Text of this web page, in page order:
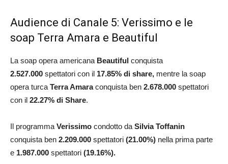
Audience di Canale 5: Verissimo e le
soap Terra Amara e Beautiful
La soap opera americana Beautiful conquista
2.527.000 spettatori con il 17.85% di share, mentre la soap
opera turca Terra Amaraconquista ben 2.678.000 spettatori
con il 22.27% di Share.
Il programma Verissimo condotto da Silvia Toffanin
conquista ben 2.209.000 spettatori (21.00%) nella prima parte
e 1.987.000 spettatori (19.16%).